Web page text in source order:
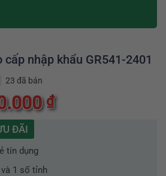
nhập khẩu GR541-2401
23 đã bán
₫
ĐÃI
tín dụng
1 số tỉnh